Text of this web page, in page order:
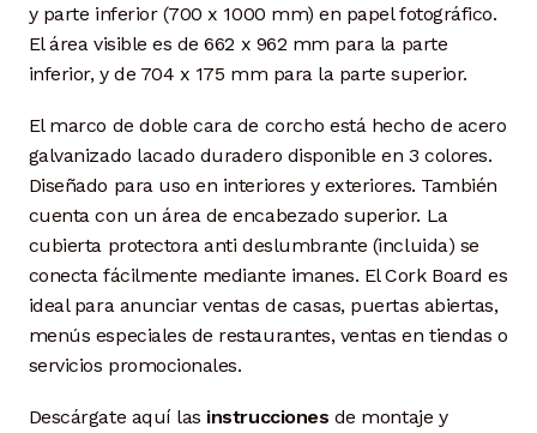
y parte inferior (700 x 1000 mm) en papel fotográfico.
El área visible es de 662 x 962 mm para la parte
inferior, y de 704 x 175 mm para la parte superior.
El marco de doble cara de corcho está hecho de acero
galvanizado lacado duradero disponible en 3 colores.
Diseñado para uso en interiores y exteriores. También
cuenta con un área de encabezado superior. La
cubierta protectora anti deslumbrante (incluida) se
conecta fácilmente mediante imanes. El Cork Board es
ideal para anunciar ventas de casas, puertas abiertas,
menús especiales de restaurantes, ventas en tiendas o
servicios promocionales.
Descárgate aquí las instrucciones de montaje y